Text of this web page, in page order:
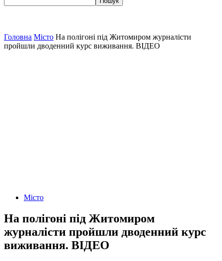
Головна Місто На полігоні під Житомиром журналісти
пройшли дводенний курс виживання. ВІДЕО
Місто
На полігоні під Житомиром
журналісти пройшли дводенний курс
виживання. ВІДЕО